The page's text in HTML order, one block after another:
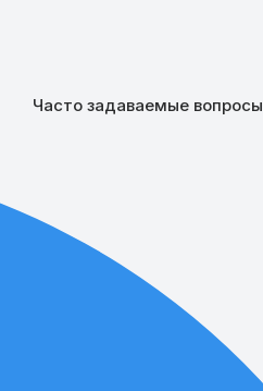
Часто задаваемые вопросы